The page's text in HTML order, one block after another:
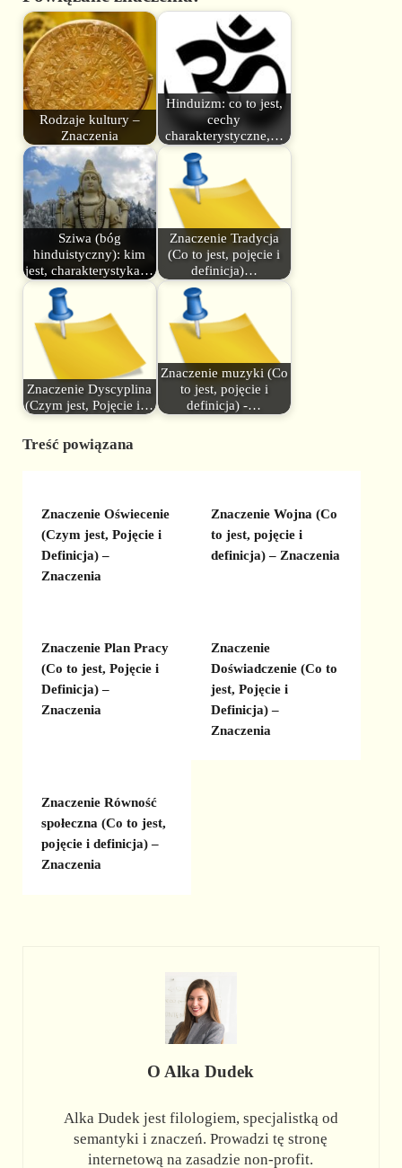
Rodzaje kultury –
Znaczenia
Hinduizm: co to jest,
cechy
charakterystyczne,…
Sziwa (bóg
hinduistyczny): kim
jest, charakterystyka…
Znaczenie Tradycja
(Co to jest, pojęcie i
definicja)…
Znaczenie Dyscyplina
(Czym jest, Pojęcie i…
Znaczenie muzyki (Co
to jest, pojęcie i
definicja) -…
Treść powiązana
Znaczenie Oświecenie
(Czym jest, Pojęcie i
Definicja) –
Znaczenia
Znaczenie Wojna (Co
to jest, pojęcie i
definicja) – Znaczenia
Znaczenie Plan Pracy
(Co to jest, Pojęcie i
Definicja) –
Znaczenia
Znaczenie
Doświadczenie (Co to
jest, Pojęcie i
Definicja) –
Znaczenia
Znaczenie Równość
społeczna (Co to jest,
pojęcie i definicja) –
Znaczenia
O Alka Dudek
Alka Dudek jest filologiem, specjalistką od
semantyki i znaczeń. Prowadzi tę stronę
internetową na zasadzie non-profit.